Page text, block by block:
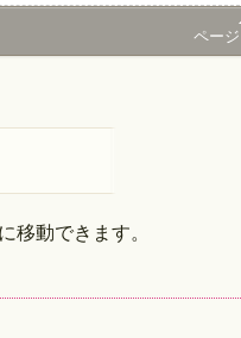
ペー
移動できます。